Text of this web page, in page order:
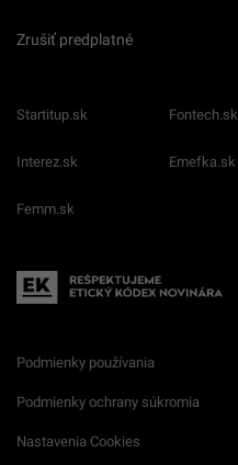
Zrušiť predplatné
Startitup.sk Fontech.sk
Interez.sk Emefka.sk
Femm.sk
Podmienky používania
Podmienky ochrany súkromia
Nastavenia Cookies